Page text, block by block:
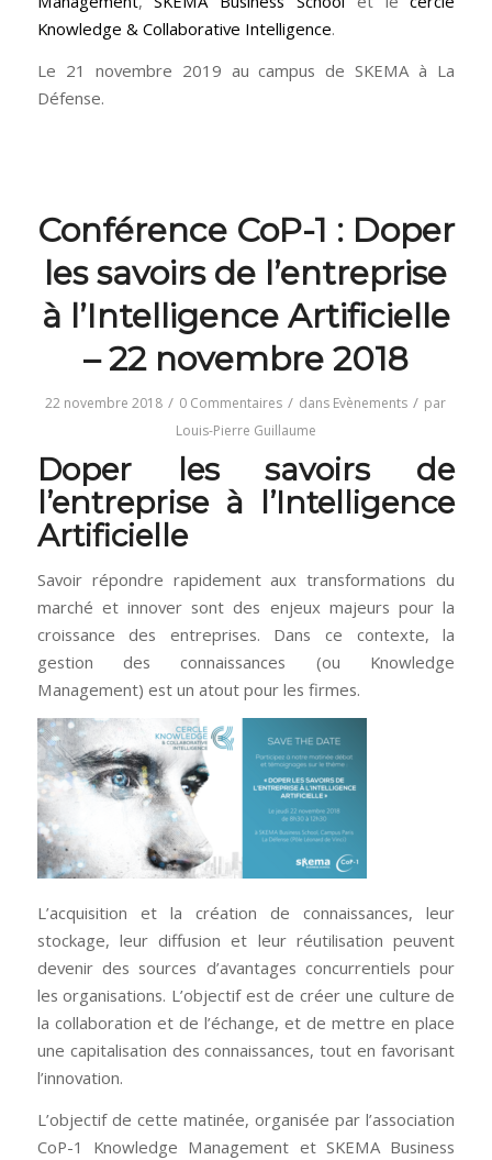
Knowledge & Collaborative Intelligence.
Le 21 novembre 2019 au campus de SKEMA à La
Défense.
Conférence CoP-1 : Doper
les savoirs de l’entreprise
à l’Intelligence Artificielle
– 22 novembre 2018
22 novembre 2018 / 0 Commentaires / dans Evènements / par
Louis-Pierre Guillaume
Doper les savoirs de
l’entreprise à l’Intelligence
Artificielle
Savoir répondre rapidement aux transformations du
marché et innover sont des enjeux majeurs pour la
croissance des entreprises. Dans ce contexte, la
gestion des connaissances (ou Knowledge
Management) est un atout pour les firmes.
L’acquisition et la création de connaissances, leur
stockage, leur diffusion et leur réutilisation peuvent
devenir des sources d’avantages concurrentiels pour
les organisations. L’objectif est de créer une culture de
la collaboration et de l’échange, et de mettre en place
une capitalisation des connaissances, tout en favorisant
l’innovation.
L’objectif de cette matinée, organisée par l’association
CoP-1 Knowledge Management et SKEMA Business